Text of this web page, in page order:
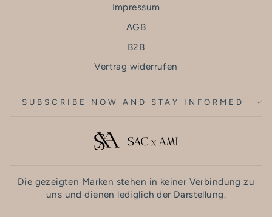
Impressum
AGB
B2B
Vertrag widerrufen
SUBSCRIBE NOW AND STAY INFORMED
Die gezeigten Marken stehen in keiner Verbindung zu
uns und dienen lediglich der Darstellung.